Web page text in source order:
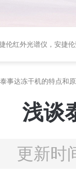
谱仪，泰事达实验室冻干机，布鲁克台式顺
事达冻干机的特点和
浅谈
更新时